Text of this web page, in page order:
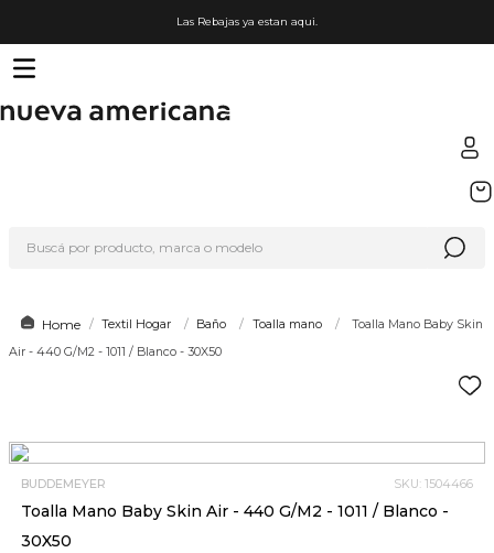
Las Rebajas ya estan aqui.
Textil Hogar Baño Toalla mano
Toalla Mano Baby Skin
Air - 440 G/M2 - 1011 / Blanco - 30X50
BUDDEMEYER SKU: 1504466
Toalla Mano Baby Skin Air - 440 G/M2 - 1011 / Blanco -
30X50
2.
nike
4.
lego
5
cafetera
7.
organizador
8.
hydrate
9.
almohada